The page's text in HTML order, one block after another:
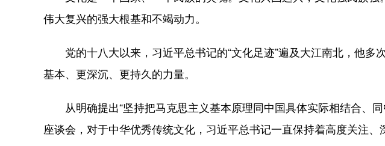
伟大复兴的强大根基和不竭动力。
党的十八大以来，习近平总书记的“文化足迹”遍及大江南北，他多
基本、更深沉、更持久的力量。
从明确提出“坚持把马克思主义基本原理同中国具体实际相结合、
座谈会，对于中华优秀传统文化，习近平总书记一直保持着高度关注